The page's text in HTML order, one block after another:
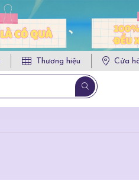
Thương hiệu Cửa